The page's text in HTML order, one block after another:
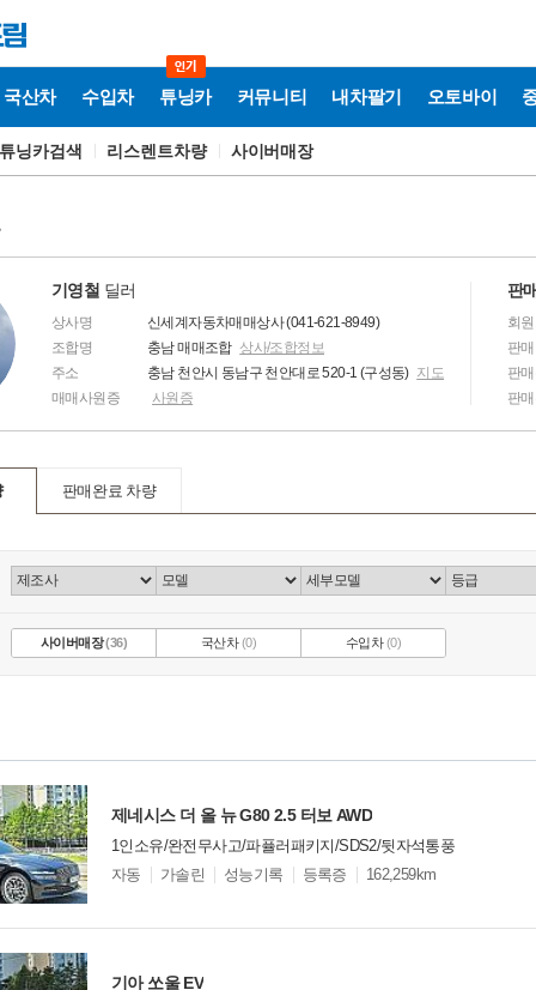
국산차 수입차 튜닝카 커뮤니티 내차팔기 오토바이
닝카검색 리스렌트차량 사이버매장
기영철 딜러
상사명
신세계자동차매매상사 (041-621-8949)
조합명
충남 매매조합 상사/조합정보
주소
충남 천안시 동남구 천안대로 520-1 (구성동) 지도
매매사원증
사원증
판
회
판
판
판
판매완료 차량
사이버매장(36) 국산차(0) 수입차(0)
제네시스 더 올 뉴 G80 2.5 터보 AWD
1인소유/완전무사고/파퓰러패키지/SDS2/뒷자석통풍
모
션
자동 가솔린 성능기록 등록증 162,259km
기아 쏘울 EV